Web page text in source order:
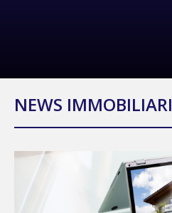
NEWS IMMOBILIARI